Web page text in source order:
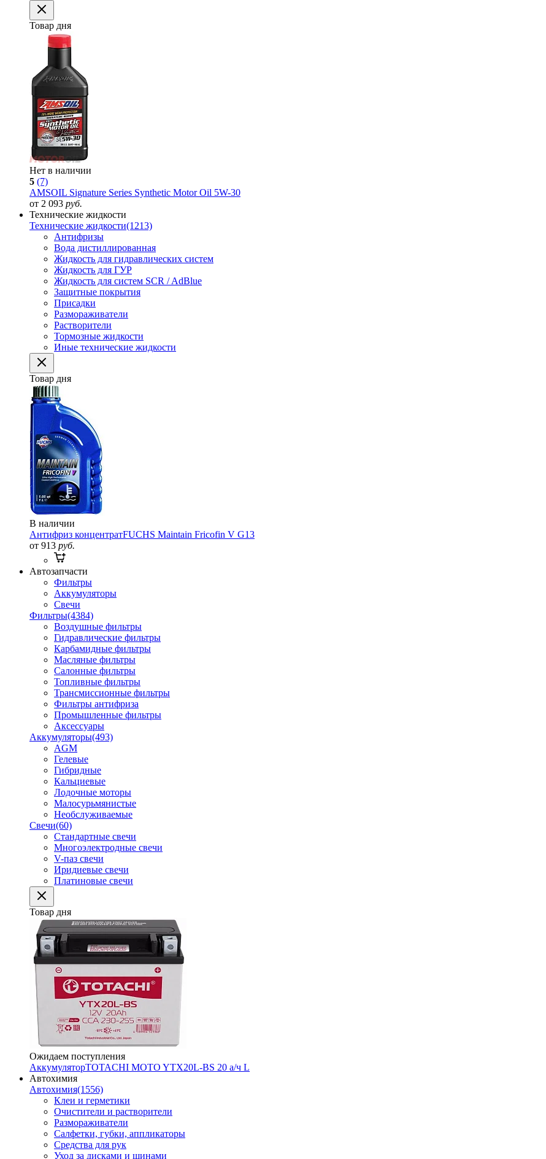
Товар дня
Нет в наличии
5 (7)
AMSOIL Signature Series Synthetic Motor Oil 5W-30
от 2 093 руб.
Технические жидкости
Технические жидкости(1213)
Антифризы
Вода дистиллированная
Жидкость для гидравлических систем
Жидкость для ГУР
Жидкость для систем SCR / AdBlue
Защитные покрытия
Присадки
Размораживатели
Растворители
Тормозные жидкости
Иные технические жидкости
Товар дня
В наличии
Антифриз концентратFUCHS Maintain Fricofin V G13
от 913 руб.
Автозапчасти
Фильтры
Аккумуляторы
Свечи
Фильтры(4384)
Воздушные фильтры
Гидравлические фильтры
Карбамидные фильтры
Масляные фильтры
Салонные фильтры
Топливные фильтры
Трансмиссионные фильтры
Фильтры антифриза
Промышленные фильтры
Аксессуары
Аккумуляторы(493)
AGM
Гелевые
Гибридные
Кальциевые
Лодочные моторы
Малосурьмянистые
Необслуживаемые
Свечи(60)
Стандартные свечи
Многоэлектродные свечи
V-паз свечи
Иридиевые свечи
Платиновые свечи
Товар дня
Ожидаем поступления
АккумуляторTOTACHI MOTO YTX20L-BS 20 а/ч L
Автохимия
Автохимия(1556)
Клеи и герметики
Очистители и растворители
Размораживатели
Салфетки, губки, аппликаторы
Средства для рук
Уход за дисками и шинами